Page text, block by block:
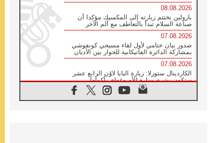
08.08.2026
بارولين يختتم زيارته إلى المكسيك مؤكدا أن
صناعة السلام تبدأ بالتعاطف مع ألم الآخر
07.08.2026
صدور بيان ختامي لأول لقاء مسيحي كونفوشي
بمشاركة الدائرة الفاتيكانية للحوار بين الأديان
07.08.2026
الكاردينال ستورلا: زيارة البابا لاوُن الرابع عشر
ستكون بشرى سارة للأوروغواي بأكملها
الفاتيكان يعلن برنامج الزيارة الرسولية للبابا لاوُن